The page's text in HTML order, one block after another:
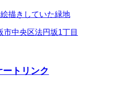
描きしていた緑地
中央区法円坂1丁目
ートリンク